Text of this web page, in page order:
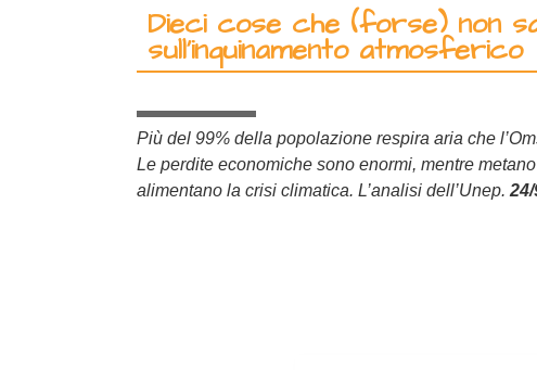
Dieci cose che (forse) non
sull’inquinamento atmosferico
Più del 99% della popolazione respira aria che
Le perdite economiche sono enormi, mentre
alimentano la crisi climatica. L’analisi dell’Unep.